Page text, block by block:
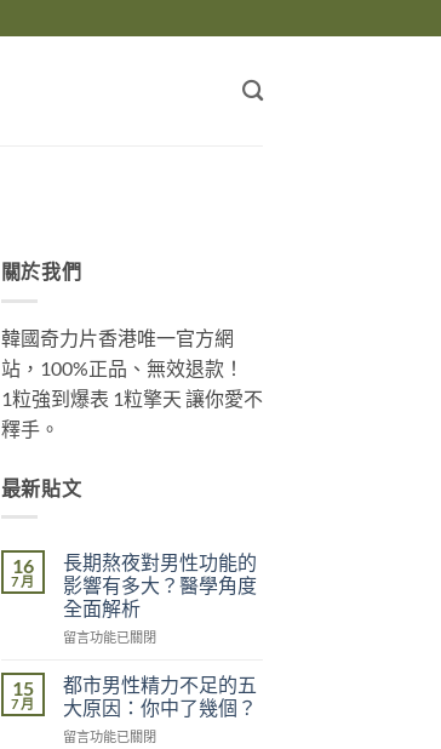
關於我們
韓國奇力片香港唯一官方網
站，100%正品、無效退款！
1粒強到爆表 1粒擎天 讓你愛不
釋手。
最新貼文
16
7 月
長期熬夜對男性功能的
影響有多大？醫學角度
全面解析
在
期
熬
夜
對
留言功能已關閉
15
7 月
都市男性精力不足的五
大原因：你中了幾個？
在
留言功能已關閉